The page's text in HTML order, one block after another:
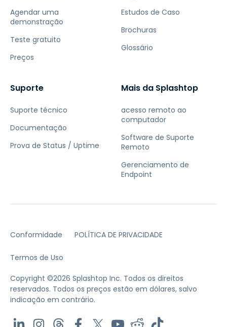
Agendar uma
demonstração
Teste gratuito
Preços
Estudos de Caso
Brochuras
Glossário
Suporte
Suporte técnico
Documentação
Prova de Status / Uptime
Mais da Splashtop
acesso remoto ao
computador
Software de Suporte
Remoto
Gerenciamento de
Endpoint
Conformidade POLÍTICA DE PRIVACIDADE
Termos de Uso
Copyright ©2026 Splashtop Inc. Todos os direitos
reservados. Todos os preços estão em dólares, salvo
indicação em contrário.